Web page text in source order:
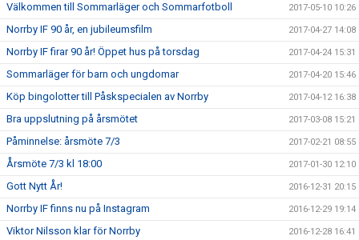
Välkommen till Sommarläger och Sommarfotboll 2017-05-10 10:26
Norrby IF 90 år, en jubileumsfilm 2017-04-27 14:08
Norrby IF firar 90 år! Öppet hus på torsdag 2017-04-24 15:31
Sommarläger för barn och ungdomar 2017-04-20 15:46
Köp bingolotter till Påskspecialen av Norrby 2017-04-12 16:38
Bra uppslutning på årsmötet 2017-03-08 15:21
Påminnelse: årsmöte 7/3 2017-02-21 08:55
Årsmöte 7/3 kl 18:00 2017-01-30 12:10
Gott Nytt År! 2016-12-31 20:15
Norrby IF finns nu på Instagram 2016-12-29 19:14
Viktor Nilsson klar för Norrby 2016-12-28 16:41